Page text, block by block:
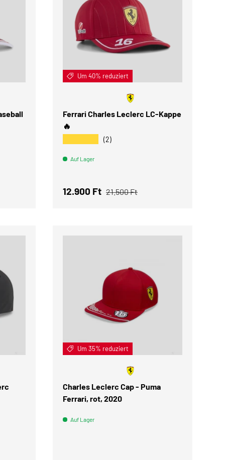
IN DEN WARENKORB
Um 40% reduziert
Ferrari Charles Leclerc LC-Kappe
🔥
(2)
Auf Lager
Verkaufspreis
12.900 Ft Normaler Preis
21.500 Ft
IN DEN WARENKORB
Um 35% reduziert
Charles Leclerc Cap - Puma
Ferrari, rot, 2020
Auf Lager